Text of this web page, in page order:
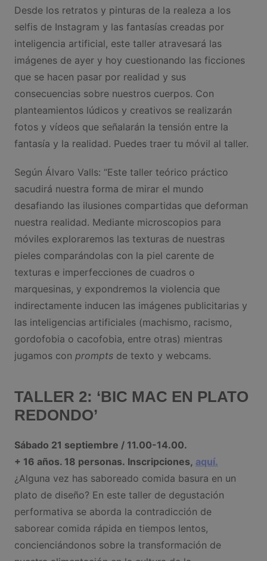
Desde los retratos y pinturas de la realeza a los
selfis de Instagram y las fantasías creadas por
inteligencia artificial, este taller atravesará las
imágenes de ayer y hoy cuestionando las ficciones
que se hacen pasar por realidad y sus
consecuencias sobre nuestros cuerpos. Con
planteamientos lúdicos y creativos se realizarán
fotos y vídeos que señalarán la tensión entre la
fantasía y la realidad. Puedes traer tu móvil al taller.
Según Álvaro Valls: “Este taller teórico práctico
sacudirá nuestra forma de mirar el mundo
desafiando las ilusiones compartidas que deforman
nuestra realidad. Mediante microscopios para
móviles exploraremos las texturas de nuestras
pieles comparándolas con la piel carente de
texturas e imperfecciones de cuadros o
marquesinas, y expondremos la violencia que
indirectamente inducen las imágenes publicitarias y
las inteligencias artificiales (machismo, racismo,
gordofobia o cacofobia, entre otras) mientras
jugamos con promptsde texto y webcams.
TALLER 2: ‘BIC MAC EN PLATO
REDONDO’
Sábado 21 septiembre / 11.00-14.00.
+ 16 años. 18 personas. Inscripciones, aquí.
¿Alguna vez has saboreado comida basura en un
plato de diseño? En este taller de degustación
performativa se aborda la contradicción de
saborear comida rápida en tiempos lentos,
concienciándonos sobre la transformación de